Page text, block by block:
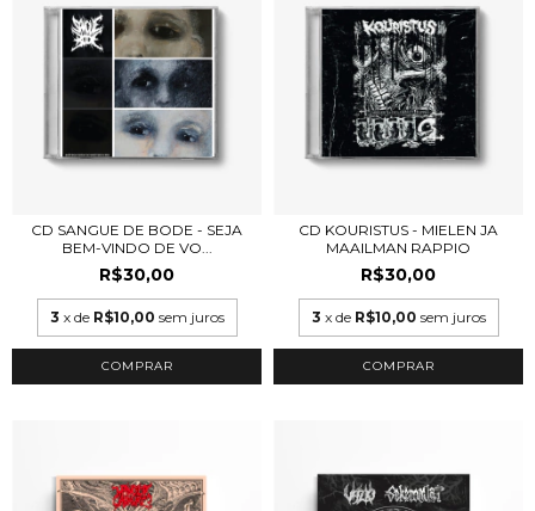
CD SANGUE DE BODE - SEJA
BEM-VINDO DE VO...
R$30,00
3 x de R$10,00 sem juros
CD KOURISTUS - MIELEN JA
MAAILMAN RAPPIO
R$30,00
3 x de R$10,00 sem juros